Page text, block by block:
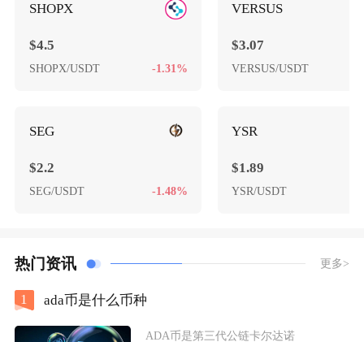
SHOPX
$4.5
SHOPX/USDT -1.31%
SEG
$2.2
SEG/USDT -1.48%
VERSUS
$3.07
VERSUS/USDT
YSR
$1.89
YSR/USDT
热门资讯 更多>
1 ada币是什么币种
ADA币是第三代公链卡尔达诺